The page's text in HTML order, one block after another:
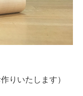
りいたします）